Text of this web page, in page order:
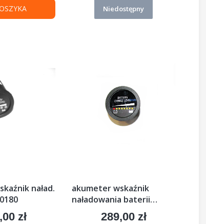
Niedostępny
naład.
zł
akumeter wskaźnik
naładowania baterii
e0004224 12v-48v
Cena
289,00 zł